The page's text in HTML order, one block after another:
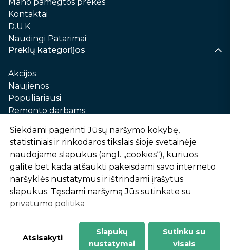
Kontaktai
D.U.K
Naudingi Patarimai
Prekių kategorijos
Akcijos
Naujienos
Populiariausi
Remonto darbams
Automobilių priežiūrai
Sodui ir daržui
Informacija
Apie mus
Prekių pirkimo – pardavimo taisyklės
Prekių pristatymas ir atsiėmimas
-
1
2
%
n
u
o
l
a
i
d
Siekdami pagerinti Jūsų naršymo kokybę,
statistiniais ir rinkodaros tikslais šioje svetainėje
naudojame slapukus (angl. „cookies“), kuriuos
galite bet kada atšaukti pakeisdami savo interneto
naršyklės nustatymus ir ištrindami įrašytus
slapukus. Tęsdami naršymą Jūs sutinkate su
privatumo politika
Atsisakyti
Slapukų
nustatymai
Sutinku su
visais